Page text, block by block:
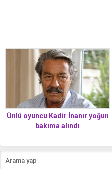
Ünlü oyuncu Kadir İnanır yoğun
bakıma alındı